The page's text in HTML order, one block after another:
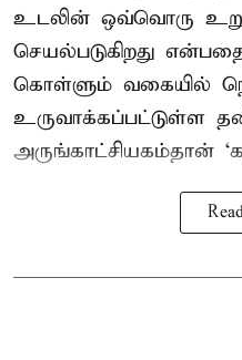
உடலின் ஒவ்வொரு
செயல்படுகிறது
கொள்ளும் வகையில்
உருவாக்கப்பட்டுள்ள
அருங்காட்சியகம்தான்